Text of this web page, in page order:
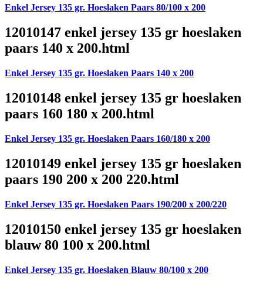
Enkel Jersey 135 gr. Hoeslaken Paars 80/100 x 200
12010147 enkel jersey 135 gr hoeslaken
paars 140 x 200.html
Enkel Jersey 135 gr. Hoeslaken Paars 140 x 200
12010148 enkel jersey 135 gr hoeslaken
paars 160 180 x 200.html
Enkel Jersey 135 gr. Hoeslaken Paars 160/180 x 200
12010149 enkel jersey 135 gr hoeslaken
paars 190 200 x 200 220.html
Enkel Jersey 135 gr. Hoeslaken Paars 190/200 x 200/220
12010150 enkel jersey 135 gr hoeslaken
blauw 80 100 x 200.html
Enkel Jersey 135 gr. Hoeslaken Blauw 80/100 x 200